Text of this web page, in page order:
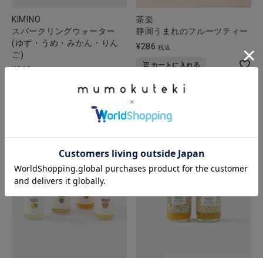
KIMINO
スパークリングウォーター
(ゆず・うめ・みかん・りん
ご)
¥248
茶楽
静岡うまれのフルーツティー
¥286 税込
カートに入れる